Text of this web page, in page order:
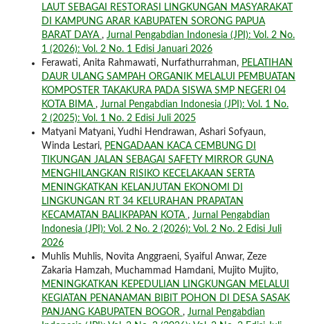
LAUT SEBAGAI RESTORASI LINGKUNGAN MASYARAKAT
DI KAMPUNG ARAR KABUPATEN SORONG PAPUA
BARAT DAYA , Jurnal Pengabdian Indonesia (JPI): Vol. 2 No.
1 (2026): Vol. 2 No. 1 Edisi Januari 2026
Ferawati, Anita Rahmawati, Nurfathurrahman, PELATIHAN
DAUR ULANG SAMPAH ORGANIK MELALUI PEMBUATAN
KOMPOSTER TAKAKURA PADA SISWA SMP NEGERI 04
KOTA BIMA , Jurnal Pengabdian Indonesia (JPI): Vol. 1 No.
2 (2025): Vol. 1 No. 2 Edisi Juli 2025
Matyani Matyani, Yudhi Hendrawan, Ashari Sofyaun,
Winda Lestari, PENGADAAN KACA CEMBUNG DI
TIKUNGAN JALAN SEBAGAI SAFETY MIRROR GUNA
MENGHILANGKAN RISIKO KECELAKAAN SERTA
MENINGKATKAN KELANJUTAN EKONOMI DI
LINGKUNGAN RT 34 KELURAHAN PRAPATAN
KECAMATAN BALIKPAPAN KOTA , Jurnal Pengabdian
Indonesia (JPI): Vol. 2 No. 2 (2026): Vol. 2 No. 2 Edisi Juli
2026
Muhlis Muhlis, Novita Anggraeni, Syaiful Anwar, Zeze
Zakaria Hamzah, Muchammad Hamdani, Mujito Mujito,
MENINGKATKAN KEPEDULIAN LINGKUNGAN MELALUI
KEGIATAN PENANAMAN BIBIT POHON DI DESA SASAK
PANJANG KABUPATEN BOGOR , Jurnal Pengabdian